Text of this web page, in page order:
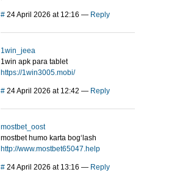
# 24 April 2026 at 12:16 — Reply
1win_jeea
1win apk para tablet
https://1win3005.mobi/
# 24 April 2026 at 12:42 — Reply
mostbet_oost
mostbet humo karta bog‘lash
http://www.mostbet65047.help
# 24 April 2026 at 13:16 — Reply